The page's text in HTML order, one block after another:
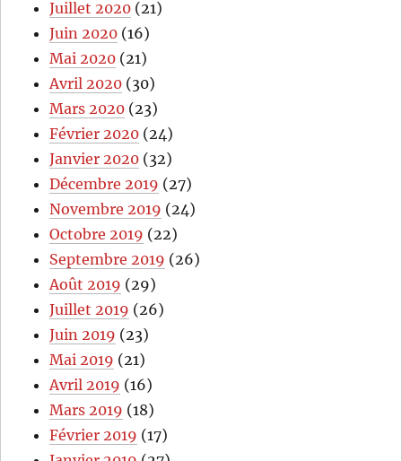
Juillet 2020 (21)
Juin 2020 (16)
Mai 2020 (21)
Avril 2020 (30)
Mars 2020 (23)
Février 2020 (24)
Janvier 2020 (32)
Décembre 2019 (27)
Novembre 2019 (24)
Octobre 2019 (22)
Septembre 2019 (26)
Août 2019 (29)
Juillet 2019 (26)
Juin 2019 (23)
Mai 2019 (21)
Avril 2019 (16)
Mars 2019 (18)
Février 2019 (17)